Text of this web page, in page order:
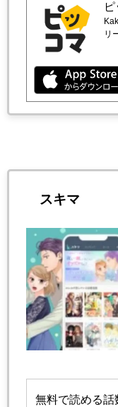
リ
スキマ
無料で読める話